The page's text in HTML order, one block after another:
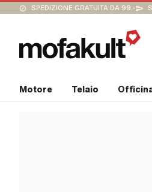
SPEDIZIONE GRATUITA DA 99.-
Motore Telaio